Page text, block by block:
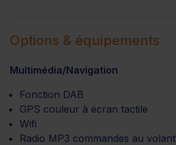
Options & équipements
Multimédia/Navigation
Fonction DAB
GPS couleur à écran tactile
Wifi
Radio MP3 commandes au volant